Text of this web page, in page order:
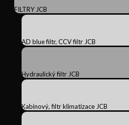
FILTRY JCB
AD blue filtr, CCV filtr JCB
Hydraulický filtr JCB
Kabinový, filtr klimatizace JCB